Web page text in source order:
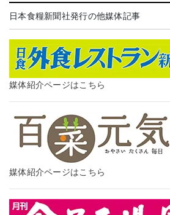
日本食糧新聞社発行の他媒体記事
媒体紹介ページはこちら
媒体紹介ページはこちら